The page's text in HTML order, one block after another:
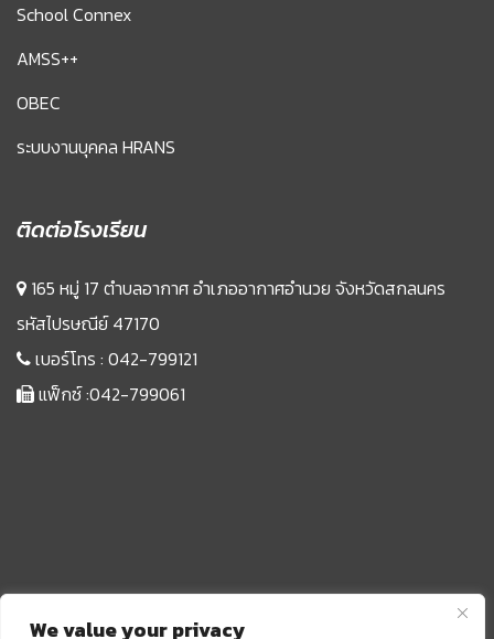
We value your privacy
School Connex
AMSS++
OBEC
ระบบงานบุคคล HRANS
ติดต่อโรงเรียน
165 หมู่ 17 ตำบลอากาศ อำเภออากาศอำนวย จังหวัดสกลนคร
รหัสไปรษณีย์ 47170
เบอร์โทร : 042-799121
แฟ็กซ์ :042-799061